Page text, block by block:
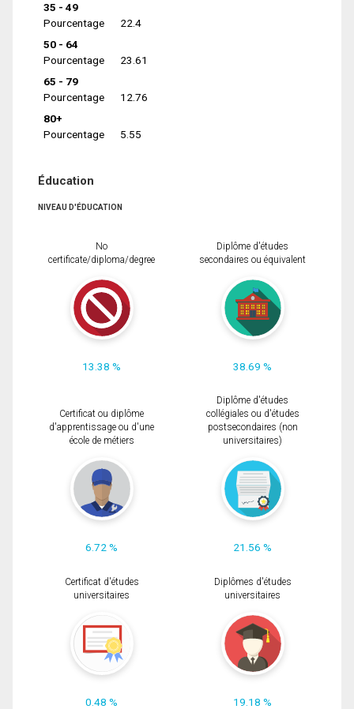
35 - 49
Pourcentage
22.4
50 - 64
Pourcentage
23.61
65 - 79
Pourcentage
12.76
80+
Pourcentage
5.55
Éducation
NIVEAU D'ÉDUCATION
No
certificate/diploma/degree
13.38 %
Diplôme d'études
secondaires ou équivalent
38.69 %
Certificat ou diplôme
d'apprentissage ou d'une
école de métiers
6.72 %
Diplôme d'études
collégiales ou d'études
postsecondaires (non
universitaires)
21.56 %
Certificat d'études
universitaires
0.48 %
Diplômes d'études
universitaires
19.18 %